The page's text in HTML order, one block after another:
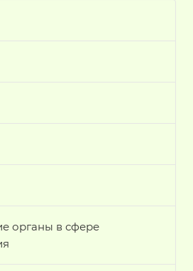
органы в сфере